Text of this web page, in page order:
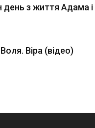
день з життя Адама і
Віра (відео)